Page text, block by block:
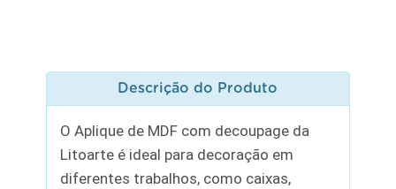
Descrição do Produto
O Aplique de MDF com decoupage da
Litoarte é ideal para decoração em
diferentes trabalhos, como caixas,